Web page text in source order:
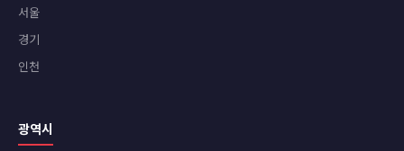
서울
경기
인천
광역시